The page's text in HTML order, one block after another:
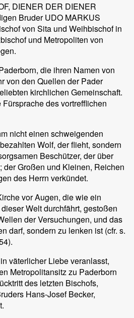
DIENER DER DIENER
Bruder UDO MARKUS
von Sita und Weihbischof in
und Metropoliten von
die ihren Namen von
von den Quellen der Pader
kirchlichen Gemeinschaft.
des vortrefflichen
nicht einen schweigenden
Wolf, der flieht, sondern
Beschützer, der über
der Großen und Kleinen, Reichen
des Herrn verkündet.
vor Augen, die wie ein
Welt durchfährt, gestoßen
der Versuchungen, und das
darf, sondern zu lenken ist (cfr. s.
väterlicher Liebe veranlasst,
Metropolitansitz zu Paderborn
des letzten Bischofs,
Hans-Josef Becker,